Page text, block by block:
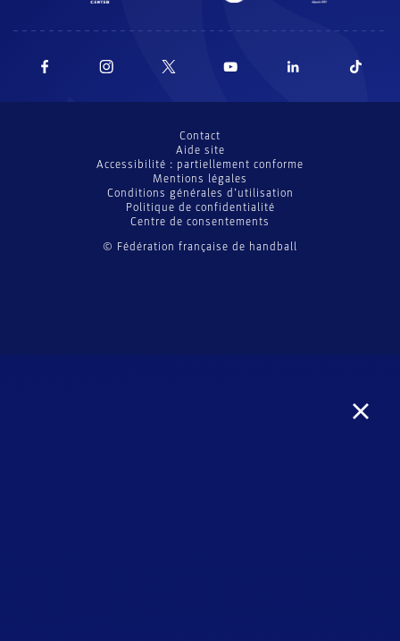
© Fédération française de handball
Contact
Aide site
Accessibilité : partiellement conforme
Mentions légales
Conditions générales d’utilisation
Politique de confidentialité
Centre de consentements